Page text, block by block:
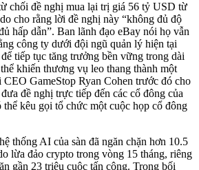
chối đề nghị mua lại trị giá 56 tỷ USD từ
cho rằng lời đề nghị này “không đủ độ
hấp dẫn”. Ban lãnh đạo eBay nói họ vẫn
công ty dưới đội ngũ quản lý hiện tại
tiếp tục tăng trưởng bền vững trong dài
khiến thương vụ leo thang thành một
CEO GameStop Ryan Cohen trước đó cho
đề nghị trực tiếp đến các cổ đông của
thể kêu gọi tổ chức một cuộc họp cổ đông
thống AI của sàn đã ngăn chặn hơn 10.5
lừa đảo crypto trong vòng 15 tháng, riêng
gần 23 triệu cuộc tấn công. Trong bối